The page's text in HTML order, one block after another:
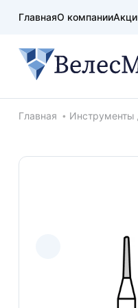
ГлавнаяО компании
Хлебные
Главная Инструменты